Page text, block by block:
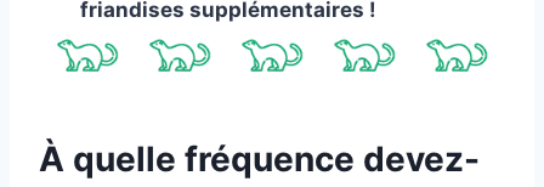
friandises supplémentaires !
À quelle fréquence devez-